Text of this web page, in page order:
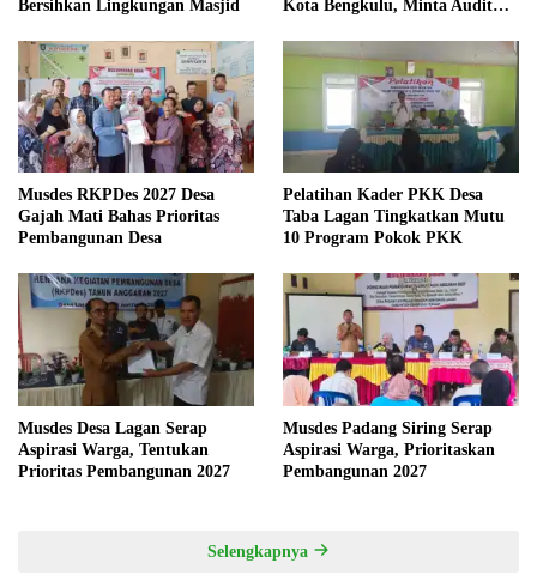
Bersihkan Lingkungan Masjid
Kota Bengkulu, Minta Audit
Musdes RKPDes 2027 Desa
Gajah Mati Bahas Prioritas
Pembangunan Desa
Pelatihan Kader PKK Desa
Taba Lagan Tingkatkan Mutu
10 Program Pokok PKK
Musdes Desa Lagan Serap
Aspirasi Warga, Tentukan
Prioritas Pembangunan 2027
Musdes Padang Siring Serap
Aspirasi Warga, Prioritaskan
Pembangunan 2027
Selengkapnya